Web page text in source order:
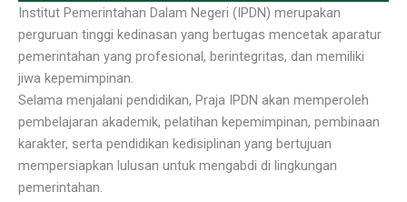
Institut Pemerintahan Dalam Negeri (IPDN) merupakan
perguruan tinggi kedinasan yang bertugas mencetak aparatur
pemerintahan yang profesional, berintegritas, dan memiliki
jiwa kepemimpinan.
Selama menjalani pendidikan, Praja IPDN akan memperoleh
pembelajaran akademik, pelatihan kepemimpinan, pembinaan
karakter, serta pendidikan kedisiplinan yang bertujuan
mempersiapkan lulusan untuk mengabdi di lingkungan
pemerintahan.